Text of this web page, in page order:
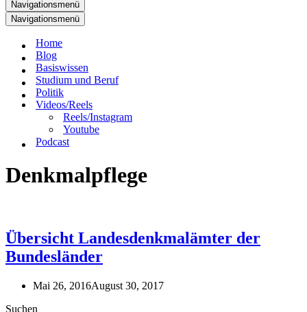
Navigationsmenü
Navigationsmenü
Home
Blog
Basiswissen
Studium und Beruf
Politik
Videos/Reels
Reels/Instagram
Youtube
Podcast
Denkmalpflege
Übersicht Landesdenkmalämter der
Bundesländer
Mai 26, 2016August 30, 2017
Suchen